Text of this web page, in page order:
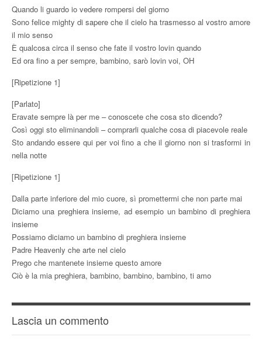
Quando li guardo io vedere rompersi del giorno
Sono felice mighty di sapere che il cielo ha trasmesso al vostro amore
il mio senso
È qualcosa circa il senso che fate il vostro lovin quando
Ed ora fino a per sempre, bambino, sarò lovin voi, OH
[Ripetizione 1]
[Parlato]
Eravate sempre là per me – conoscete che cosa sto dicendo?
Così oggi sto eliminandoli – comprarli qualche cosa di piacevole reale
Sto andando essere qui per voi fino a che il giorno non si trasformi in
nella notte
[Ripetizione 1]
Dalla parte inferiore del mio cuore, sì promettermi che non parte mai
Diciamo una preghiera insieme, ad esempio un bambino di preghiera
insieme
Possiamo diciamo un bambino di preghiera insieme
Padre Heavenly che arte nel cielo
Prego che mantenete insieme questo amore
Ciò è la mia preghiera, bambino, bambino, bambino, ti amo
Lascia un commento